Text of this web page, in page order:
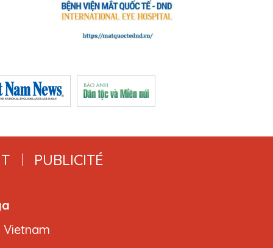
PUBLICITÉ
Vietnam